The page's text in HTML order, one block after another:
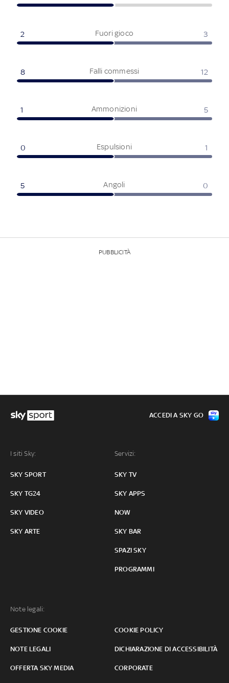
Fuori gioco
2 3
Falli commessi
8 12
Ammonizioni
1 5
Espulsioni
0 1
Angoli
5 0
PUBBLICITÀ
I siti Sky:
SKY SPORT
SKY TG24
SKY VIDEO
SKY ARTE
Servizi:
SKY TV
SKY APPS
NOW
SKY BAR
SPAZI SKY
PROGRAMMI
Note legali:
GESTIONE COOKIE COOKIE POLICY
NOTE LEGALI DICHIARAZIONE DI ACCESSIBILITÀ
OFFERTA SKY MEDIA CORPORATE
ACCEDI A SKY GO